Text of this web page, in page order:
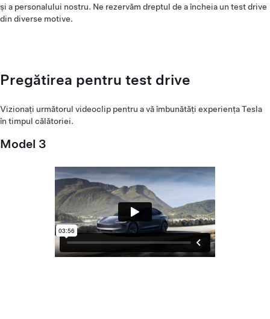
și a personalului nostru. Ne rezervăm dreptul de a încheia un test drive
din diverse motive.
Pregătirea pentru test drive
Vizionați următorul videoclip pentru a vă îmbunătăți experiența Tesla
în timpul călătoriei.
Model 3